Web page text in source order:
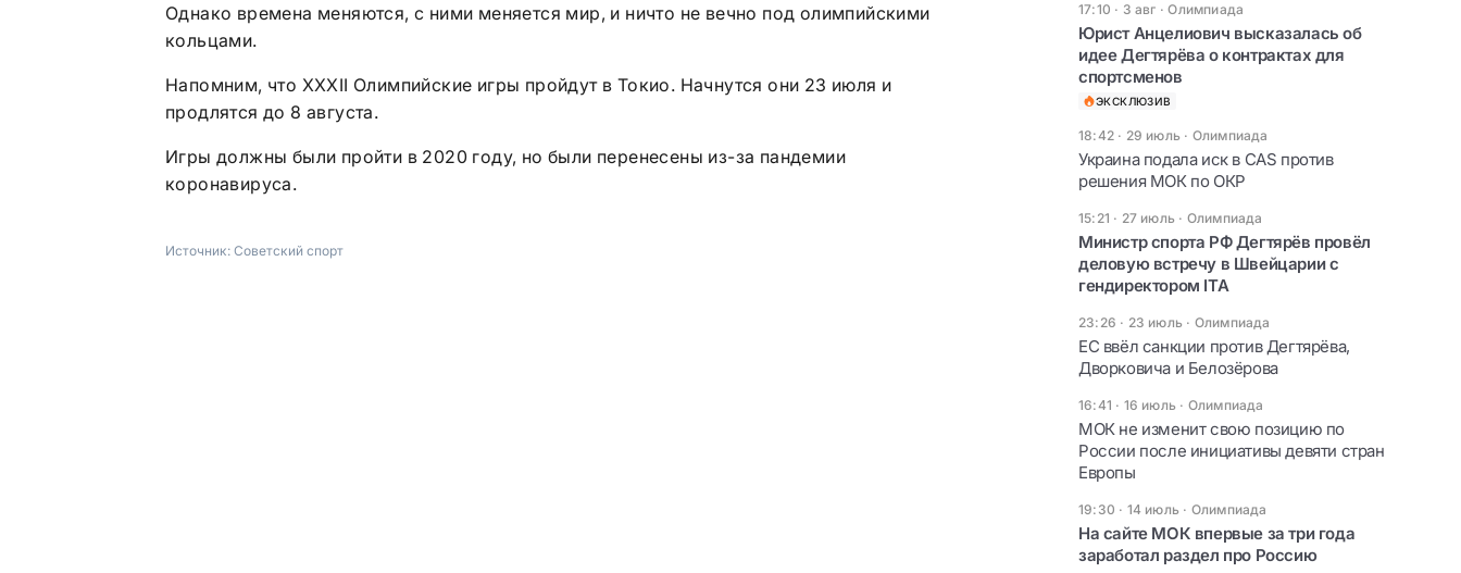
Однако времена меняются, с ними меняется мир, и ничто не вечно под олимпийскими
кольцами.
Напомним, что XXXII Олимпийские игры пройдут в Токио. Начнутся они 23 июля и
продлятся до 8 августа.
Игры должны были пройти в 2020 году, но были перенесены из-за пандемии
коронавируса.
Источник: Советский спорт
17:10 · 3 авг ·Олимпиада
Юрист Анцелиович высказалась об
идее Дегтярёва о контрактах для
спортсменов
ЭКСКЛЮЗИВ
18:42 · 29 июль · Олимпиада
Украина подала иск в CAS против
решения МОК по ОКР
15:21 · 27 июль · Олимпиада
Министр спорта РФ Дегтярёв провёл
деловую встречу в Швейцарии с
гендиректором ITA
23:26 · 23 июль · Олимпиада
ЕС ввёл санкции против Дегтярёва,
Дворковича и Белозёрова
16:41 · 16 июль · Олимпиада
МОК не изменит свою позицию по
России после инициативы девяти стран
Европы
19:30 · 14 июль · Олимпиада
На сайте МОК впервые за три года
заработал раздел про Россию